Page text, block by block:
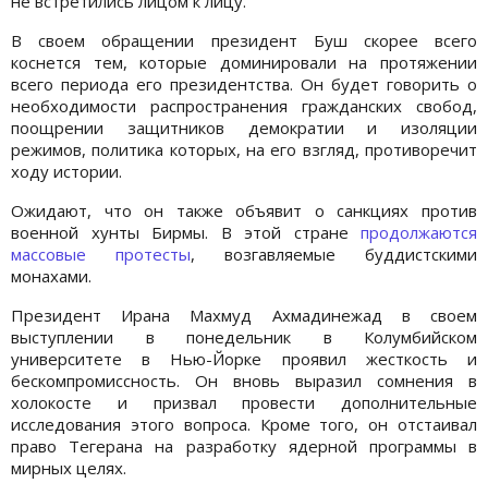
В своем обращении президент Буш скорее всего
коснется тем, которые доминировали на протяжении
всего периода его президентства. Он будет говорить о
необходимости распространения гражданских свобод,
поощрении защитников демократии и изоляции
режимов, политика которых, на его взгляд, противоречит
ходу истории.
Ожидают, что он также объявит о санкциях против
военной хунты Бирмы. В этой стране продолжаются
массовые протесты, возгавляемые буддистскими
монахами.
Президент Ирана Махмуд Ахмадинежад в своем
выступлении в понедельник в Колумбийском
университете в Нью-Йорке проявил жесткость и
бескомпромиссность. Он вновь выразил сомнения в
холокосте и призвал провести дополнительные
исследования этого вопроса. Кроме того, он отстаивал
право Тегерана на разработку ядерной программы в
мирных целях.